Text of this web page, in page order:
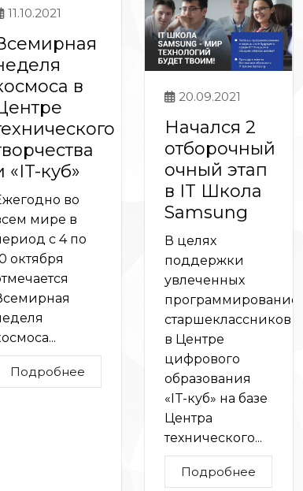
11.10.2021
в
«IT-куб»
во
мире в
с 4 по
октября
Подробнее
20.09.2021
Начался 2
отборочный
очный этап
в IT Школа
Samsung
В целях
поддержки
увлеченных
программированием
старшеклассников
в Центре
цифрового
образования
«IT-куб» на базе
Центра
технического...
Подробнее